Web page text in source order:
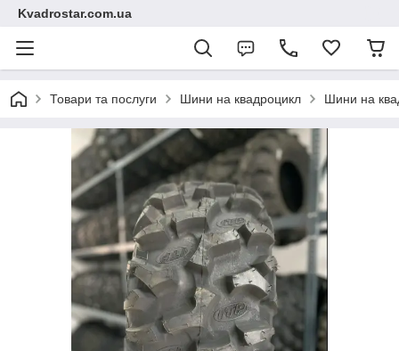
Kvadrostar.com.ua
Товари та послуги Шини на квадроцикл Шини на